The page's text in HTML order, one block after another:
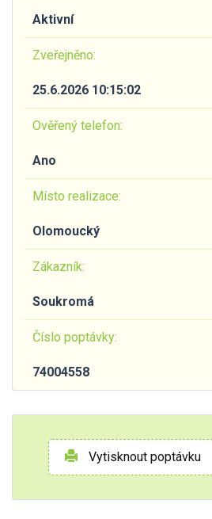
Aktivní
Zveřejněno:
25.6.2026 10:15:02
Ověřený telefon:
Ano
Místo realizace:
Olomoucký
Zákazník:
Soukromá
Číslo poptávky:
74004558
Vytisknout poptávku